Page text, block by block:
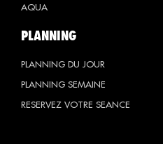
AQUA
PLANNING
PLANNING DU JOUR
PLANNING SEMAINE
RESERVEZ VOTRE SEANCE